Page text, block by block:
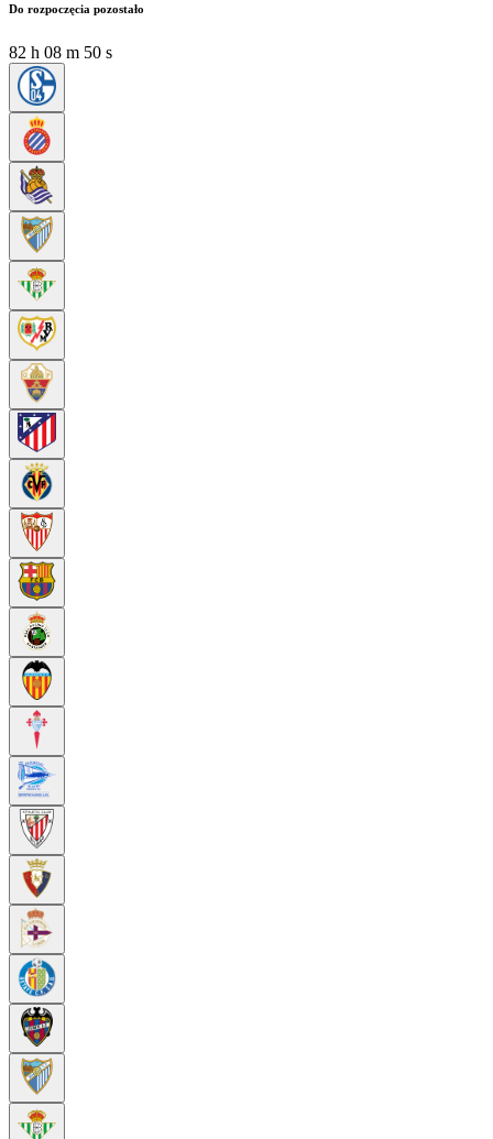
Do rozpoczęcia pozostało
82 h 08 m 50 s